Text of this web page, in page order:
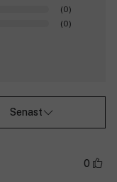
(0)
(0)
Senast
0